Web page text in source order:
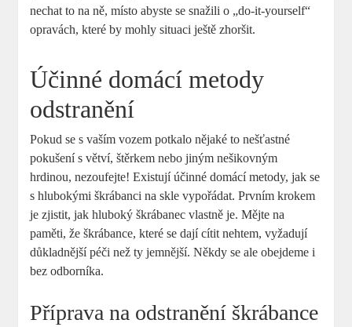
nechat to na ně, místo ​abyste‍ se snažili ‌o „do-it-yourself“
opravách, které by mohly situaci​ ještě ‌zhoršit.
Účinné ⁢domácí ​metody‍
odstranění
Pokud se s vaším vozem potkalo nějaké to nešťastné
pokušení s větví, štěrkem nebo jiným nešikovným
hrdinou, nezoufejte! Existují ​účinné domácí metody, jak‌ se
s hlubokými⁣ škrábanci na skle ⁤vypořádat. Prvním‌ krokem
je zjistit, jak hluboký škrábanec vlastně je. Mějte⁣ na
paměti, že ‍škrábance, které se⁣ dají cítit nehtem, vyžadují
důkladnější péči než ty jemnější. Někdy ⁢se ale obejdeme i
bez odborníka.
Příprava​ na odstranění škrábance